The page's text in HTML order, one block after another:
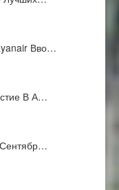
Вво…
В А…
Сентябр…